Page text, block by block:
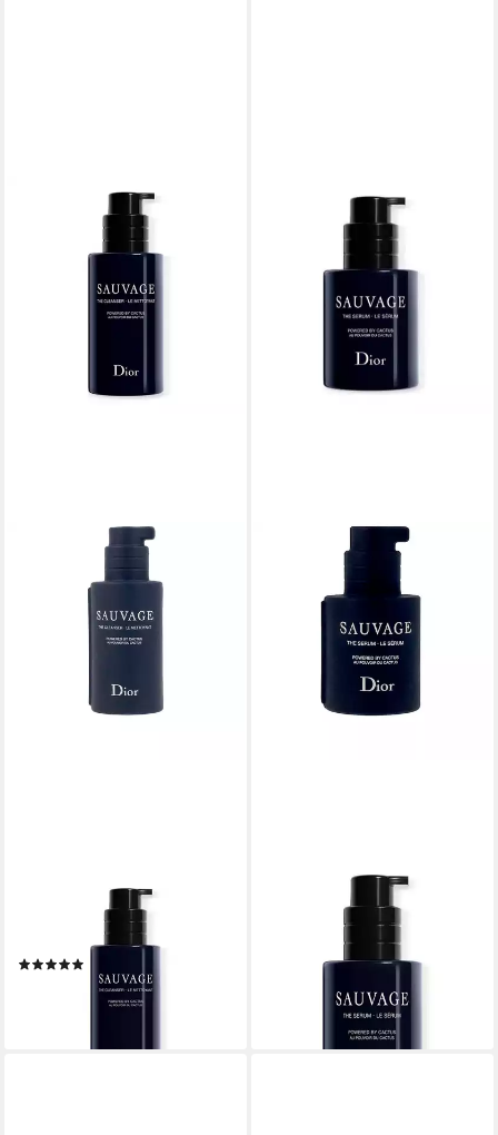
Körperpflegemittel Sauvage
Der Reiniger
Gesichtspflege Sauvage Le
ab 86,12 €
lieferbar - in 2-3 Werktagen bei dir